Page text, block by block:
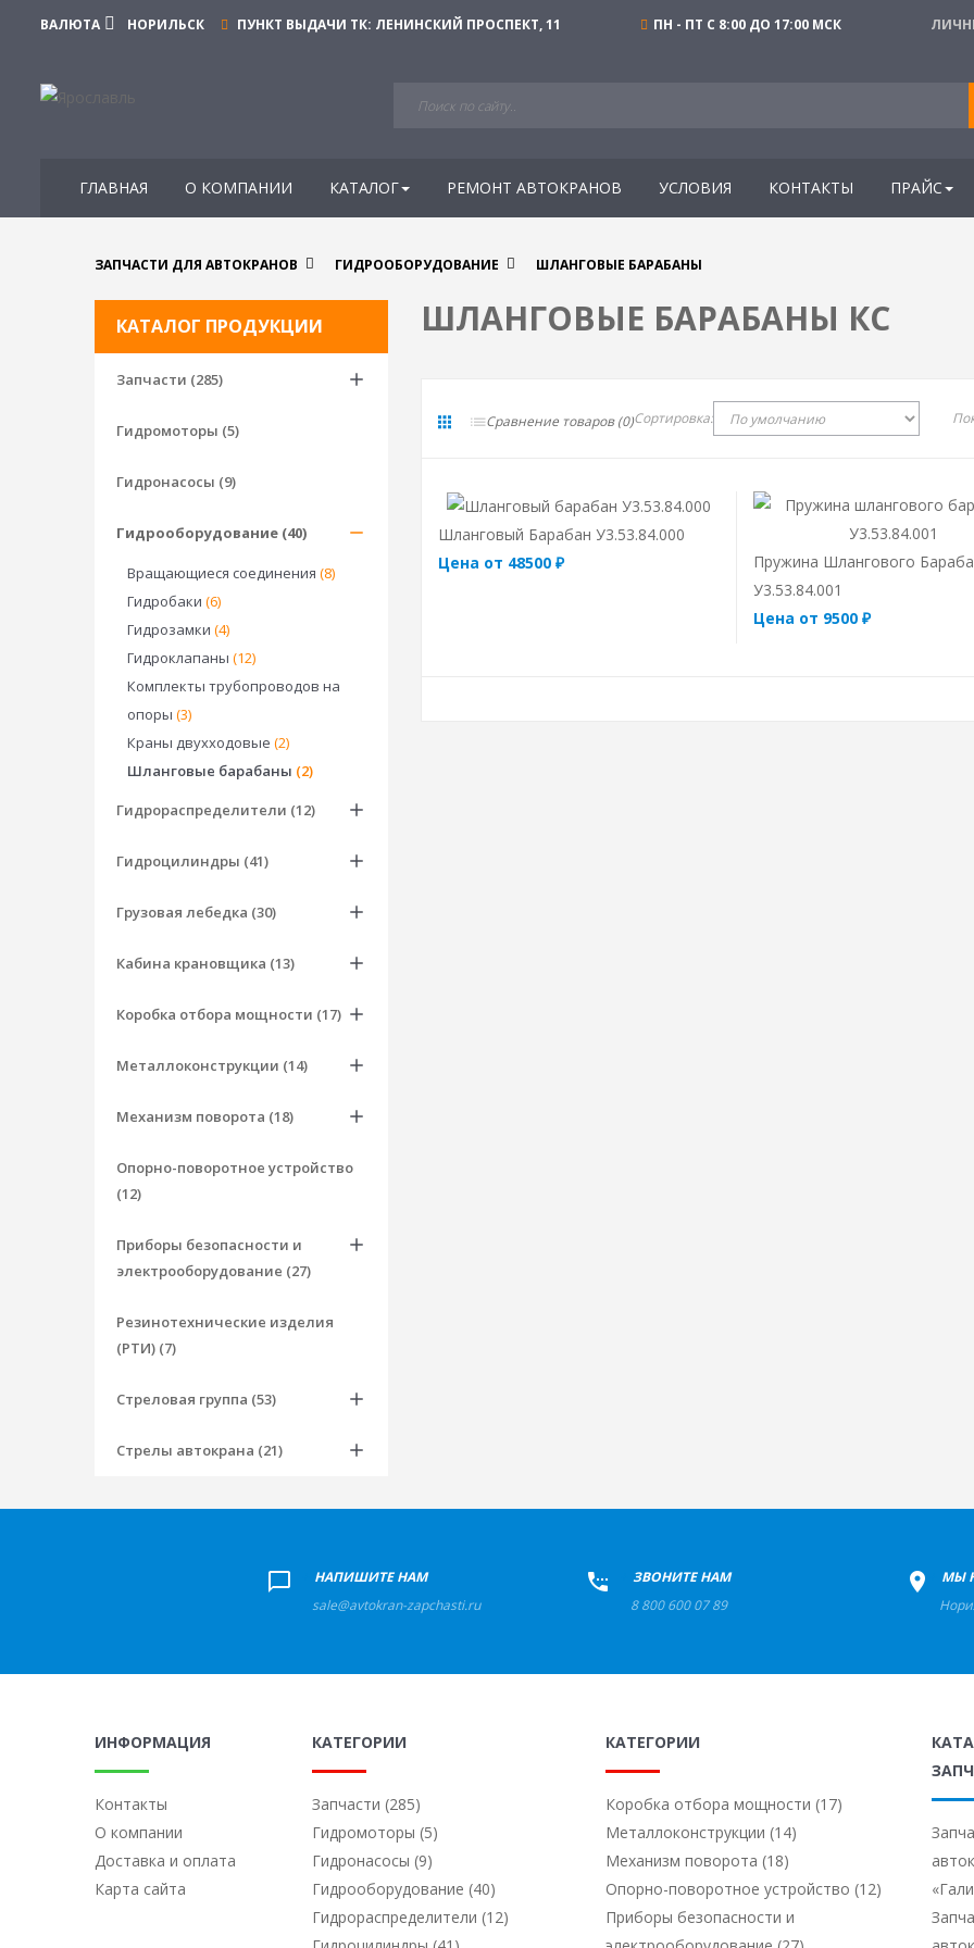
ВАЛЮТА НОРИЛЬСК ПУНКТ ВЫДАЧИ ТК: ЛЕНИНСКИЙ ПРОСПЕКТ, 11 ПН - ПТ С 8:00 ДО 17:00 МСК
ГЛАВНАЯ О КОМПАНИИ КАТАЛОГ РЕМОНТ АВТОКРАНОВ УСЛОВИЯ КОНТАКТЫ ПРАЙС
ЗАПЧАСТИ ДЛЯ АВТОКРАНОВ ГИДРООБОРУДОВАНИЕ ШЛАНГОВЫЕ БАРАБАНЫ
КАТАЛОГ ПРОДУКЦИИ
Запчасти (285)
Гидромоторы (5)
Гидронасосы (9)
Гидрооборудование (40)
Вращающиеся соединения (8)
Гидробаки (6)
Гидрозамки (4)
Гидроклапаны (12)
Комплекты трубопроводов на
опоры (3)
Краны двухходовые (2)
Шланговые барабаны (2)
Гидрораспределители (12)
Гидроцилиндры (41)
Грузовая лебедка (30)
Кабина крановщика (13)
Коробка отбора мощности (17)
Металлоконструкции (14)
Механизм поворота (18)
Опорно-поворотное устройство
(12)
Приборы безопасности и
электрооборудование (27)
Резинотехнические изделия
(РТИ) (7)
Стреловая группа (53)
Стрелы автокрана (21)
ШЛАНГОВЫЕ БАРАБАНЫ КС
Сравнение товаров (0)Сортировка:
Шланговый Барабан У3.53.84.000
Цена от 48500 ₽
Пружина Шлангового
У3.53.84.001
Цена от 9500 ₽
НАПИШИТЕ НАМ
sale@avtokran-zapchasti.ru
ЗВОНИТЕ НАМ
8 800 600 07 89
МЫ
ИНФОРМАЦИЯ
Контакты
О компании
Доставка и оплата
Карта сайта
КАТЕГОРИИ
Запчасти (285)
Гидромоторы (5)
Гидронасосы (9)
Гидрооборудование (40)
Гидрораспределители (12)
КАТЕГОРИИ
Коробка отбора мощности (17)
Металлоконструкции (14)
Механизм поворота (18)
Опорно-поворотное устройство (12)
Приборы безопасности и